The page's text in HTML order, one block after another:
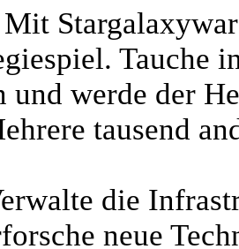
Mit
Tauche
und werde der
tausend
die
neue